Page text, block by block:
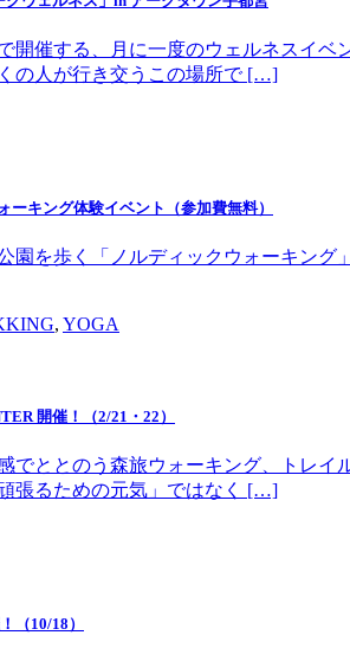
開催する、月に一度のウェルネスイ
の人が行き交うこの場所で […]
ーキング体験イベント（参加費無料）
園を歩く「ノルディックウォーキング
, YOGA
開催！（2/21・22）
でととのう森旅ウォーキング、トレ
張るための元気」ではなく […]
（10/18）